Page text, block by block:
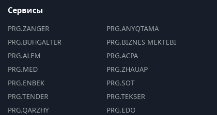
Сервисы
PRG.ZANGER
PRG.BUHGALTER
PRG.ALEM
PRG.MED
PRG.ENBEK
PRG.TENDER
PRG.QARZHY
PRG.ANYQTAMA
PRG.BIZNES MEKTEBI
PRG.ACPA
PRG.ZHAUAP
PRG.SOT
PRG.TEKSER
PRG.EDO